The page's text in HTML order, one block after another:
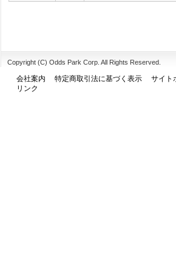
Copyright (C) Odds Park Corp. All Rights Reserved.
会社案内 特定商取引法に基づく表示 サイト
リンク